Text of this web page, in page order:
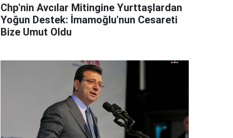
Chp'nin Avcılar Mitingine Yurttaşlardan
Yoğun Destek: İmamoğlu'nun Cesareti
Bize Umut Oldu